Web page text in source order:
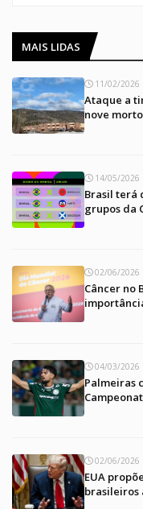
MAIS LIDAS
11/02/2026
Ataque a
nove
14/05/2026
Brasil terá
grupos da
02/06/2026
Câncer no
04/03/2026
Palmeiras
02/06/2026
EUA
brasileiros